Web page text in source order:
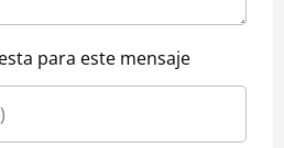
para este mensaje